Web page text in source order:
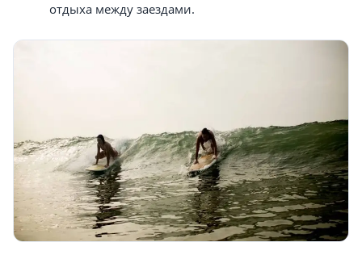
отдыха между заездами.